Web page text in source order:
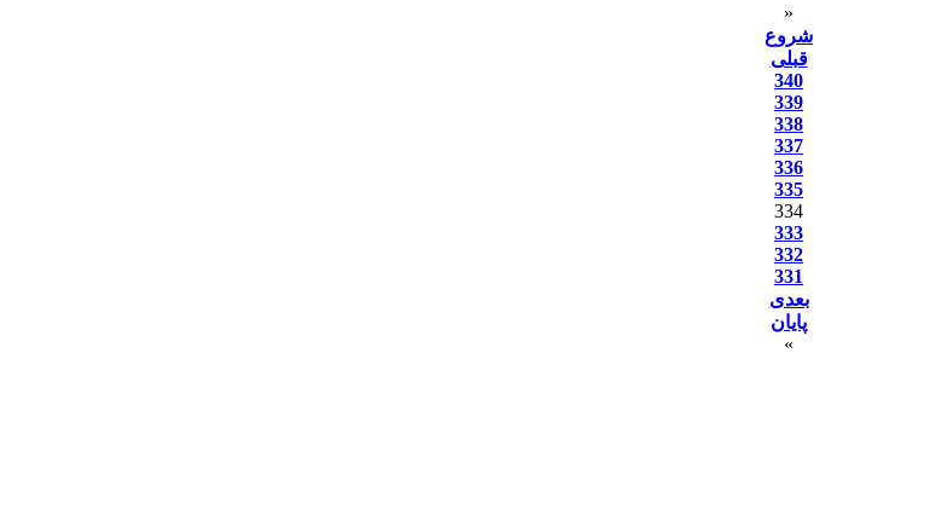
«
شروع
قبلی
340
339
338
337
336
335
334
333
332
331
بعدی
پایان
»